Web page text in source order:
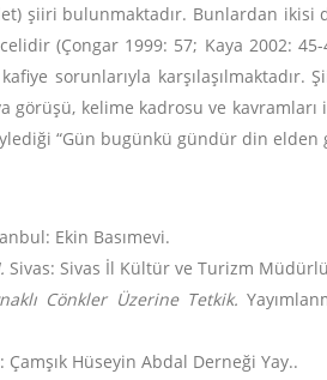
şiiri bulunmaktadır. Bunlardan
(Çongar 1999: 57; Kaya 2002:
sorunlarıyla
görüşü, kelime kadrosu ve
“Gün bugünkü gündür din
Ekin Basımevi.
Sivas: Sivas İl Kültür ve Turizm
Cönkler Üzerine Tetkik.
Çamşık Hüseyin Abdal Derneği Yay..